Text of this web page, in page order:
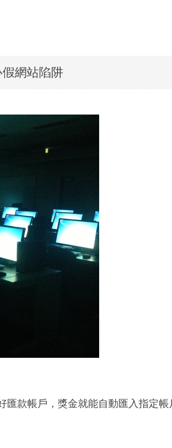
網站陷阱
款帳戶，獎金就能自動匯入指定帳